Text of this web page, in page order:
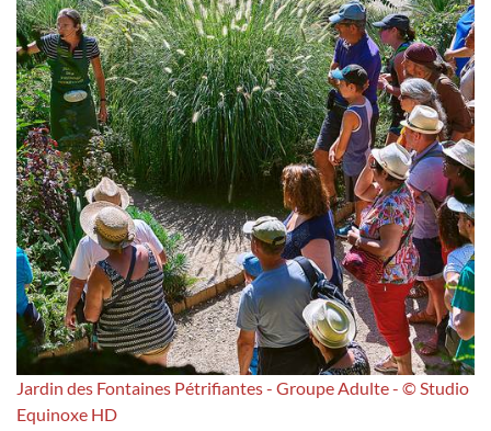
Jardin des Fontaines Pétrifiantes - Groupe Adulte - © Studio
Equinoxe HD